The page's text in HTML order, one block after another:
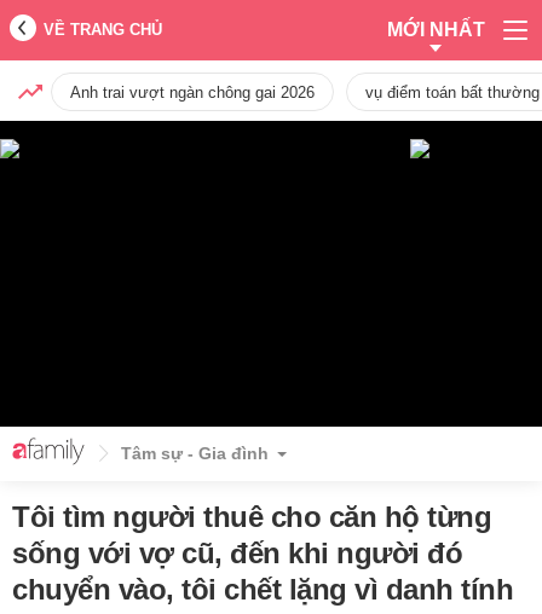
VỀ TRANG CHỦ MỚI NHẤT
Anh trai vượt ngàn chông gai 2026 vụ điểm toán bất
Tâm sự - Gia đình
Tôi tìm người thuê cho căn hộ từng
sống với vợ cũ, đến khi người đó
chuyển vào, tôi chết lặng vì danh tính